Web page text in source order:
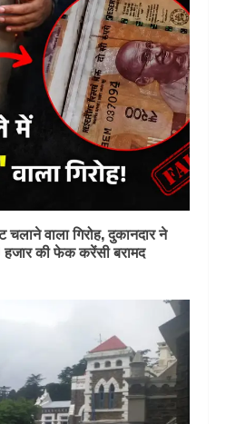
वाला गिरोह, दुकानदार ने
की फेक करेंसी बरामद